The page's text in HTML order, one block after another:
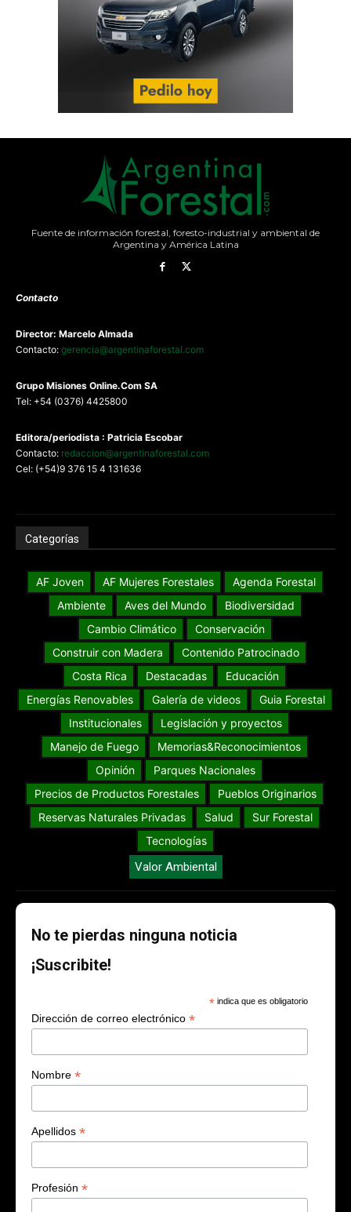
Fuente de información forestal, foresto-industrial y ambiental de
Argentina y América Latina
Contacto
Director: Marcelo Almada
Contacto: gerencia@argentinaforestal.com
Grupo Misiones Online.Com SA
Tel: +54 (0376) 4425800
Editora/periodista : Patricia Escobar
Contacto: redaccion@argentinaforestal.com
Cel: (+54)9 376 15 4 131636
Categorías
AF Joven AF Mujeres Forestales
Agenda Forestal
Ambiente
Aves del Mundo
Biodiversidad
Cambio Climático
Conservación
Construir con Madera
Contenido Patrocinado
Costa Rica
Destacadas
Educación
Energías Renovables
Galería de videos
Guia Forestal
Institucionales
Legislación y proyectos
Manejo de Fuego
Memorias&Reconocimientos
Opinión
Parques Nacionales
Precios de Productos Forestales
Pueblos Originarios
Reservas Naturales Privadas
Salud
Sur Forestal
Tecnologías
Valor Ambiental
No te pierdas ninguna noticia
¡Suscribite!
* indica que es obligatorio
Dirección de correo electrónico *
Nombre *
Apellidos *
Profesión *